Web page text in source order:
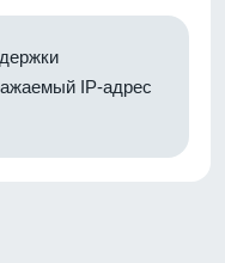
IP-адрес